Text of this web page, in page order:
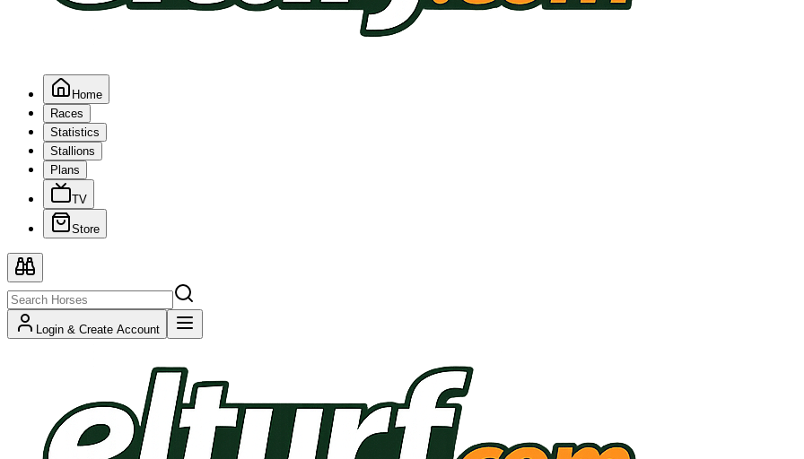
Home
Races
Statistics
Stallions
Plans
TV
Store
Login & Create Account